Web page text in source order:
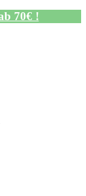
70€ !